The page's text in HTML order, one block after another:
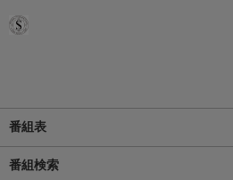
番組表
番組検索